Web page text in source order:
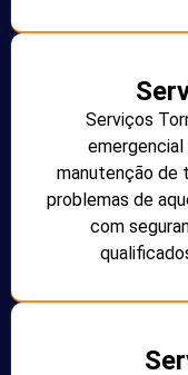
Serviços
emergencial
manutenção de
problemas de
com